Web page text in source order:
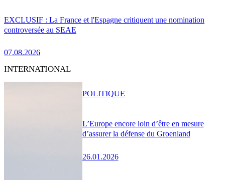
EXCLUSIF : La France et l'Espagne critiquent une nomination
controversée au SEAE
07.08.2026
INTERNATIONAL
L’Europe encore loin d’être en mesure
d’assurer la défense du Groenland
26.01.2026
POLITIQUE